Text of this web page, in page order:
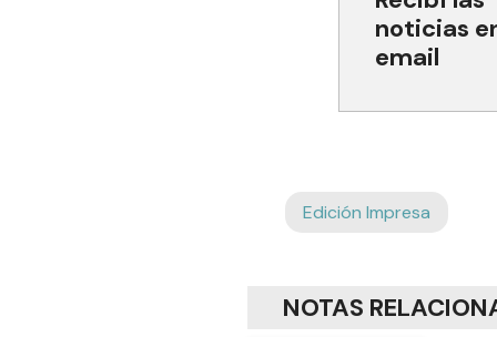
noticias
email
Edición Impresa
NOTAS